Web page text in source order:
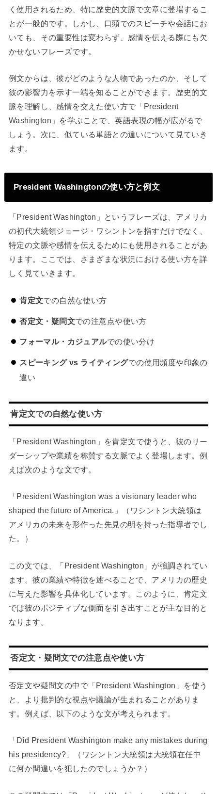
く使用されるため、特に歴史的文脈で文章に登場するこ
とが一般的です。しかし、口頭でのスピーチや会話にお
いても、その重要性は変わらず、感情を伝える際にも欠
かせないフレーズです。
例文からは、彼がどのような人物であったのか、そして
彼の影響力を示す一端を知ることができます。歴史的文
脈を理解し、感情を交えた使い方で「President
Washington」を学ぶことで、英語表現の幅が広がるで
しょう。次に、似ている単語との違いについて見ていき
ます。
President Washingtonの使い方と例文
「President Washington」というフレーズは、アメリカ
の初代大統領ジョージ・ワシントンを指すだけでなく、
特定の文脈や感情を伝えるためにも使用されることがあ
ります。ここでは、さまざまな状況における使い方を詳
しく見ていきます。
肯定文での自然な使い方
否定文・疑問文での注意点や使い方
フォーマル・カジュアルでの使い分け
スピーキング vs ライティングでの使用頻度や印象の
違い
肯定文での自然な使い方
「President Washington」を肯定文で使うと、彼のリー
ダーシップや業績を称賛する文脈でよく登場します。例
えば次のような文です。
「President Washington was a visionary leader who
shaped the future of America.」（ワシントン大統領は
アメリカの未来を形作った先見の明を持った指導者でし
た。）
この文では、「President Washington」が強調されてい
ます。彼の業績や特徴を述べることで、アメリカの歴史
に与えた影響を具体化しています。このように、肯定文
では彼のポジティブな側面を引き出すことが主な目的と
なります。
否定文・疑問文での注意点や使い方
否定文や疑問文の中で「President Washington」を使う
と、より批判的な視点や議論が生まれることがありま
す。例えば、以下のような文が考えられます。
「Did President Washington make any mistakes during
his presidency?」（ワシントン大統領は大統領在任中
に何か間違いを犯したのでしょうか？）